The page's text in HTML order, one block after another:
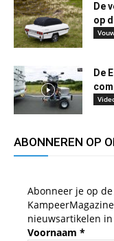
De
op
De
ABONNEREN OP
Abonneer je op
nieuwsartikelen
Voornaam *